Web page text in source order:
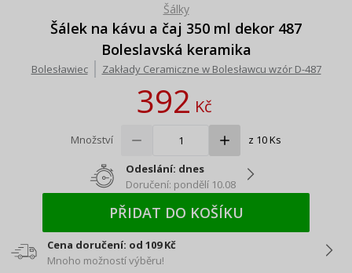
Šálky
Šálek na kávu a čaj 350 ml dekor 487
Boleslavská keramika
Bolesławiec Zakłady Ceramiczne w Bolesławcu wzór D-487
392Kč
Množství z 10 Ks
Odeslání: dnes
Doručení: pondělí 10.08
PŘIDAT DO KOŠÍKU
Cena doručení: od 109 Kč
Mnoho možností výběru!